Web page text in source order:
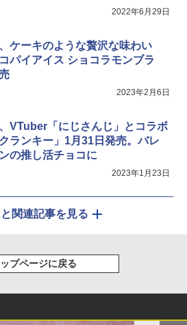
2022年6月29日
ケーキのような贅沢な味わい
コパイアイス ショコラモンブラ
2023年2月6日
VTuber「にじさんじ」とコラボ
ランキー」1月31日発売。バレ
の推し活チョコに
2023年1月23日
と関連記事を見る
ップページに戻る